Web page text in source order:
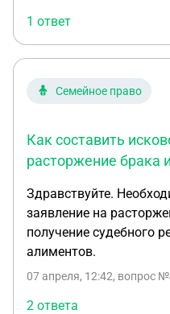
1 ответ
Семейное право
Как составить
расторжение брака
Здравствуйте.
заявление на
получение судебного
алиментов.
07 апреля, 12:42, вопрос
2 ответа